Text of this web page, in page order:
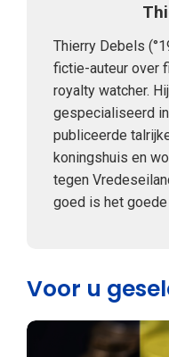
Thierry Debels
fictie-auteur over
royalty watcher.
gespecialiseerd
publiceerde
koningshuis en
tegen
goed is het
Voor u